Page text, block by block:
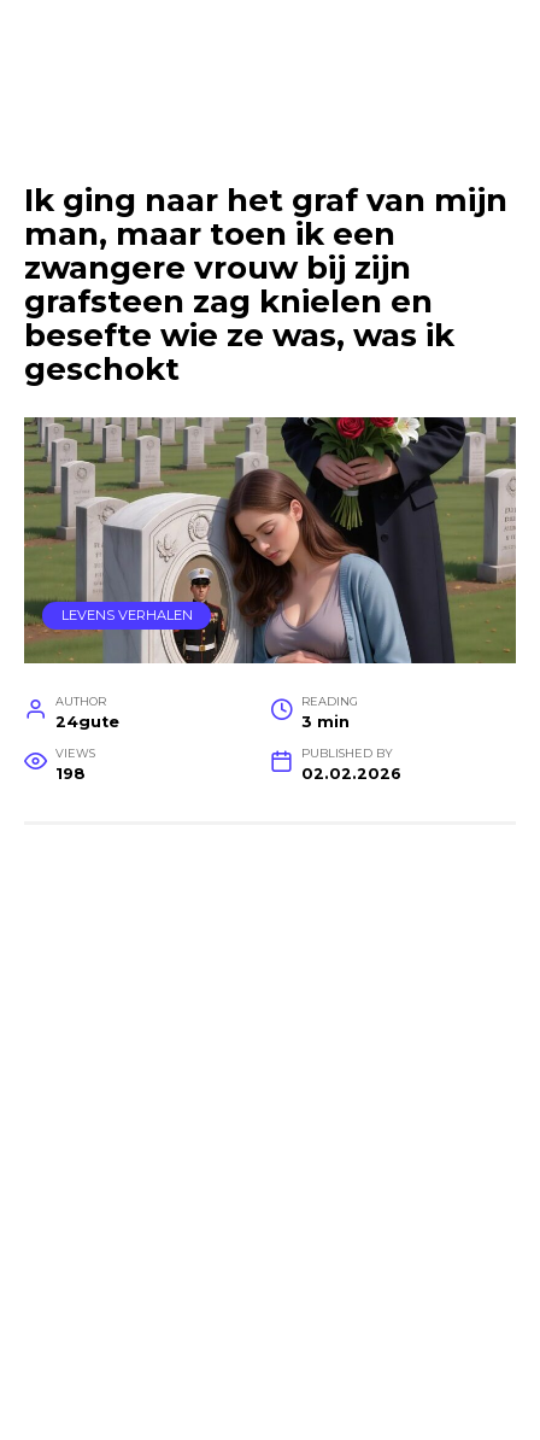
Ik ging naar het graf van mijn
man, maar toen ik een
zwangere vrouw bij zijn
grafsteen zag knielen en
besefte wie ze was, was ik
geschokt
LEVENS VERHALEN
AUTHOR
24gute
READING
3 min
VIEWS
198
PUBLISHED BY
02.02.2026